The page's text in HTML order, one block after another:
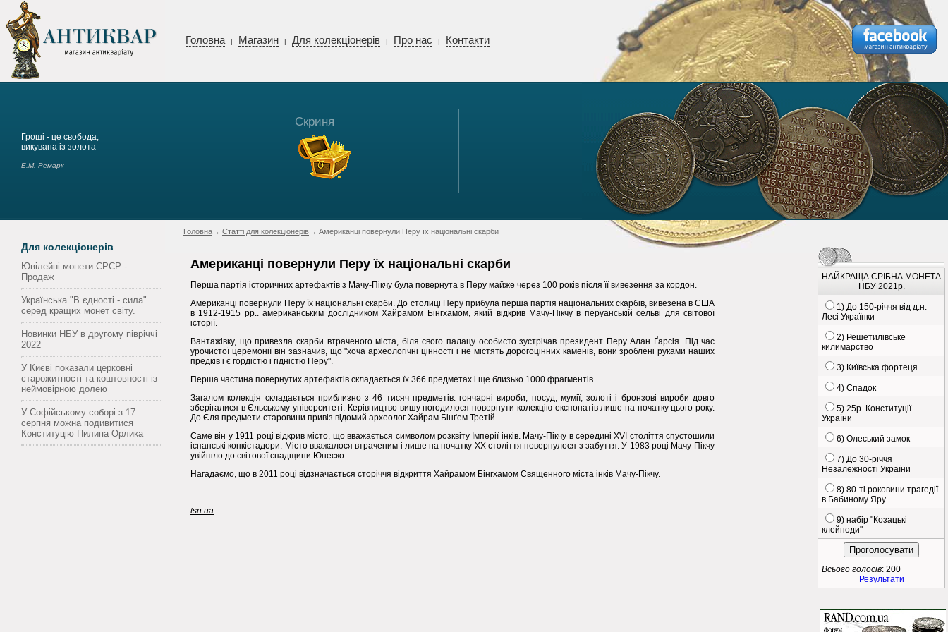
Головна | Магазин | Для колекціонерів | Про нас | Контакти
Гроші - це свобода,
викувана із золота
Е.М. Ремарк
Скриня
Для колекціонерів
Ювілейні монети СРСР -
Продаж
Українська "В єдності - сила"
серед кращих монет світу.
Новинки НБУ в другому півріччі
2022
У Києві показали церковні
старожитності та коштовності із
неймовірною долею
У Софійському соборі з 17
серпня можна подивитися
Конституцію Пилипа Орлика
Головна→ Статті для колекціонерів→ Американці повернули Перу їх національні скарби
Американці повернули Перу їх національні скарби
Перша партія історичних артефактів з Мачу-Пікчу була повернута в Перу майже через 100 років після її вивезення за кордон.
Американці повернули Перу їх національні скарби. До столиці Перу прибула перша партія національних скарбів, вивезена в США
в 1912-1915 рр.. американським дослідником Хайрамом Бінгхамом, який відкрив Мачу-Пікчу в перуанській сельві для світової
історії.
Вантажівку, що привезла скарби втраченого міста, біля свого палацу особисто зустрічав президент Перу Алан Ґарсія. Під час
урочистої церемонії він зазначив, що "хоча археологічні цінності і не містять дорогоцінних каменів, вони зроблені руками наших
предків і є гордістю і гідністю Перу".
Перша частина повернутих артефактів складається їх 366 предметах і ще близько 1000 фрагментів.
Загалом колекція складається приблизно з 46 тисяч предметів: гончарні вироби, посуд, мумії, золоті і бронзові вироби довго
зберігалися в Єльському університеті. Керівництво вишу погодилося повернути колекцію експонатів лише на початку цього року.
До Єля предмети старовини привіз відомий археолог Хайрам Бінґем Третій.
Саме він у 1911 році відкрив місто, що вважається символом розквіту Імперії інків. Мачу-Пікчу в середині XVI століття спустошили
іспанські конкістадори. Місто вважалося втраченим і лише на початку XX століття повернулося з забуття. У 1983 році Мачу-Пікчу
увійшло до світової спадщини Юнеско.
Нагадаємо, що в 2011 році відзначається сторіччя відкриття Хайрамом Бінгхамом Священного міста інків Мачу-Пікчу.
tsn.ua
НАЙКРАЩА СРІБНА МОНЕТА
НБУ 2021р.
1) До 150-річчя від д.н.
Лесі Українки
2) Решетилівське
килимарство
3) Київська фортеця
4) Спадок
5) 25р. Конституції
України
6) Олеський замок
7) До 30-річчя
Незалежності України
8) 80-ті роковини трагедії
в Бабиному Яру
9) набір "Козацькі
клейноди"
Всього голосів: 200
Результати